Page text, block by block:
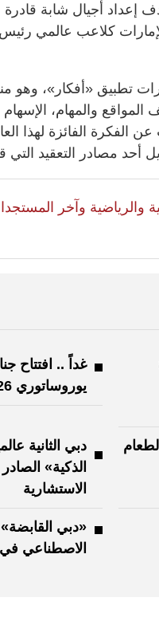
إعداد أجيال شابة قادرة
كلاعب عالمي
تطبيق «أفكار»، وهو
والمهام،
الفكرة الفائزة لهذا
أحد مصادر التعقيد
والرياضية وآخر
غداً .. افتتاح
يوروساتوري 2026 بباريس
دبي الثانية
الذكية»
الاستشارية
«دبي القابضة»
الاصطناعي في